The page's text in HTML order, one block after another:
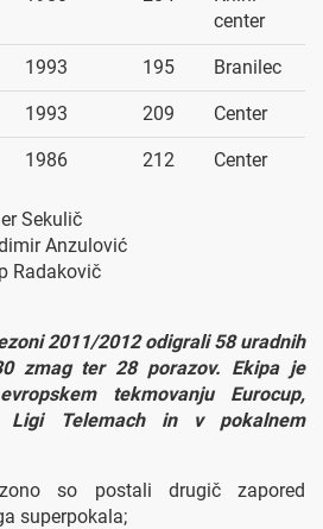
center
1993 195 Branilec
1993 209 Center
1986 212 Center
Sekulič
Anzulović
Radakovič
2011/2012 odigrali 58 uradnih
zmag ter 28 porazov. Ekipa je
tekmovanju Eurocup,
Ligi Telemach in v pokalnem
so postali drugič zapored
superpokala;